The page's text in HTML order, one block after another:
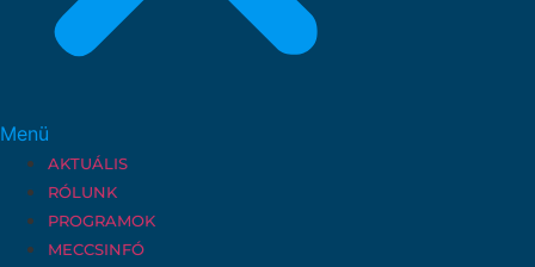
Menü
AKTUÁLIS
RÓLUNK
PROGRAMOK
MECCSINFÓ